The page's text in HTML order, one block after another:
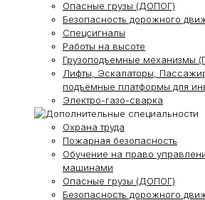
Опасные грузы (ДОПОГ)
Безопасность дорожного
Спецсигналы
Работы на высоте
Грузоподъемные механизмы
Лифты, Эскалаторы,
подъёмные платформы для
Электро-газо-сварка
Охрана труда
Пожарная безопасность
Обучение на право
машинами
Опасные грузы (ДОПОГ)
Безопасность дорожного